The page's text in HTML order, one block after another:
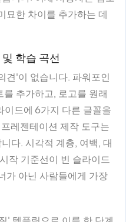
묘한 차이를 추가하는 데
학습 곡선
견'이 없습니다. 파워포인
추가하고, 로고를 원래
드에 6가지 다른 글꼴을
레젠테이션 제작 도구는
다. 시각적 계층, 여백, 대
작 기준선이 빈 슬라이드
가 아닌 사람들에게 가장